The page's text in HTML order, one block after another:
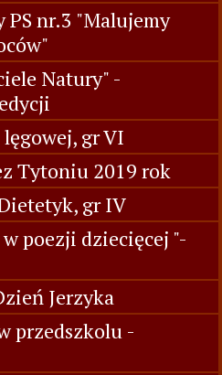
PS nr.3 "Malujemy
Natury" -
gr VI
Tytoniu 2019 rok
gr IV
poezji dziecięcej "-
Jerzyka
przedszkolu -